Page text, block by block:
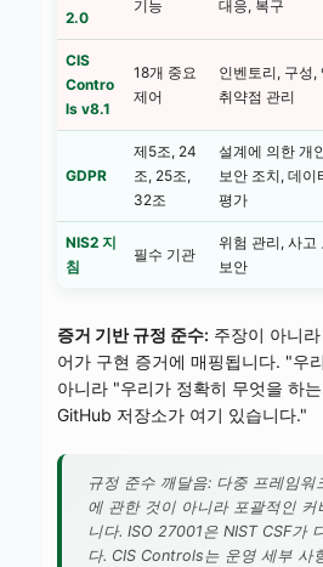
2.0
기능
대응, 복구
CIS
Contro
ls v8.1
18개 중요
제어
인벤토리, 구성,
취약점 관리
GDPR
제5조, 24
조, 25조,
32조
설계에 의한 개
보안 조치, 데이
평가
NIS2 지
침
필수 기관
위험 관리, 사고
보안
증거 기반 규정 준수: 주장이 아니
어가 구현 증거에 매핑됩니다. "우
아니라 "우리가 정확히 무엇을 하
GitHub 저장소가 여기 있습니다."
규정 준수 깨달음: 다중 프레임워
에 관한 것이 아니라 포괄적인 커
니다. ISO 27001은 NIST CSF가
다. CIS Controls는 운영 세부 사